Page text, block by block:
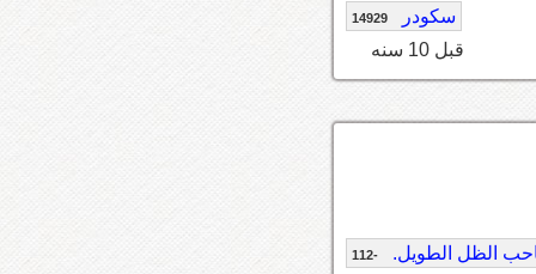
سكودر 14929
قبل 10 سنه
الظل الطويل. -112